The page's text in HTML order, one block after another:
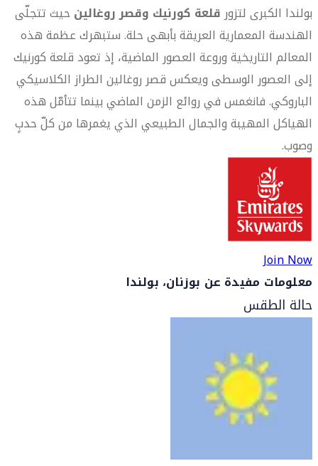
بولندا الكبرى لتزور قلعة كورنيك وقصر روغالين حيث تتجلّى
الهندسة المعمارية العريقة بأبهى حلة. ستبهرك عظمة هذه
المعالم التاريخية وروعة العصور الماضية، إذ تعود قلعة كورنيك
إلى العصور الوسطى ويعكس قصر روغالين الطراز الكلاسيكي
الباروكي. فانغمس في روائع الزمن الماضي بينما تتأمّل هذه
الهياكل المهيبة والجمال الطبيعي الذي يغمرها من كلّ حدبٍ
وصوب.
Join Now
معلومات مفيدة عن بوزنان، بولندا
حالة الطقس